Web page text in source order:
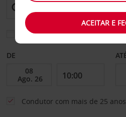
Escolher uma estação de
DE
Condutor com mais de 25 anos
ACEITAR E